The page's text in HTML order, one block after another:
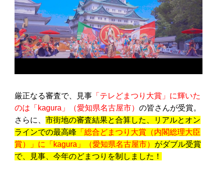
厳正なる審査で、見事 「テレどまつり大賞」に輝いた
のは「 kagura 」（愛知県名古屋市） の皆さんが受賞。
さらに、 市街地の審査結果と合算した、リアルとオン
ラインでの最高峰 「総合どまつり大賞（内閣総理大臣
賞）」に「 kagura 」（愛知県名古屋市） がダブル受賞
で、見事、今年のどまつりを制しました！